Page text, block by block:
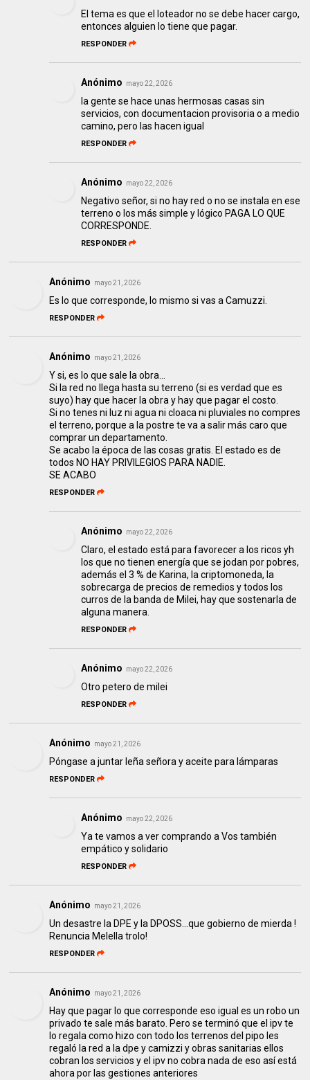
El tema es que el loteador no se debe hacer cargo,
entonces alguien lo tiene que pagar.
RESPONDER
Anónimo mayo 22, 2026
la gente se hace unas hermosas casas sin
servicios, con documentacion provisoria o a medio
camino, pero las hacen igual
RESPONDER
Anónimo mayo 22, 2026
Negativo señor, si no hay red o no se instala en ese
terreno o los más simple y lógico PAGA LO QUE
CORRESPONDE.
RESPONDER
Anónimo mayo 21, 2026
Es lo que corresponde, lo mismo si vas a Camuzzi.
RESPONDER
Anónimo mayo 21, 2026
Y si, es lo que sale la obra...
Si la red no llega hasta su terreno (si es verdad que es
suyo) hay que hacer la obra y hay que pagar el costo.
Si no tenes ni luz ni agua ni cloaca ni pluviales no compres
el terreno, porque a la postre te va a salir más caro que
comprar un departamento.
Se acabo la época de las cosas gratis. El estado es de
todos NO HAY PRIVILEGIOS PARA NADIE.
SE ACABO
RESPONDER
Anónimo mayo 22, 2026
Claro, el estado está para favorecer a los ricos yh
los que no tienen energía que se jodan por pobres,
además el 3 % de Karina, la criptomoneda, la
sobrecarga de precios de remedios y todos los
curros de la banda de Milei, hay que sostenarla de
alguna manera.
RESPONDER
Anónimo mayo 22, 2026
Otro petero de milei
RESPONDER
Anónimo mayo 21, 2026
Póngase a juntar leña señora y aceite para lámparas
RESPONDER
Anónimo mayo 22, 2026
Ya te vamos a ver comprando a Vos también
empático y solidario
RESPONDER
Anónimo mayo 21, 2026
Un desastre la DPE y la DPOSS...que gobierno de mierda !
Renuncia Melella trolo!
RESPONDER
Anónimo mayo 21, 2026
Hay que pagar lo que corresponde eso igual es un robo un
privado te sale más barato. Pero se terminó que el ipv te
lo regala como hizo con todo los terrenos del pipo les
regaló la red a la dpe y camizzi y obras sanitarias ellos
cobran los servicios y el ipv no cobra nada de eso así está
ahora por las gestiones anteriores